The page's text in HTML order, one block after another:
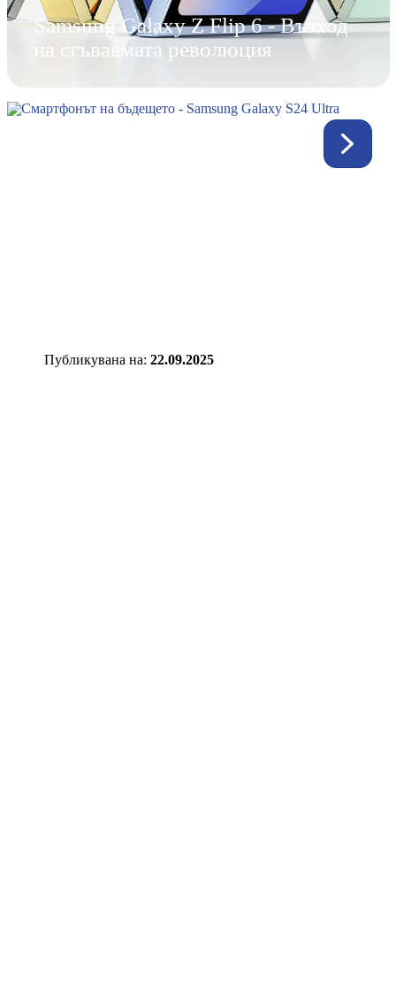
Samsung Galaxy Z Flip 6 - Възход
на сгъваемата революция
Публикувана нa: 22.09.2025